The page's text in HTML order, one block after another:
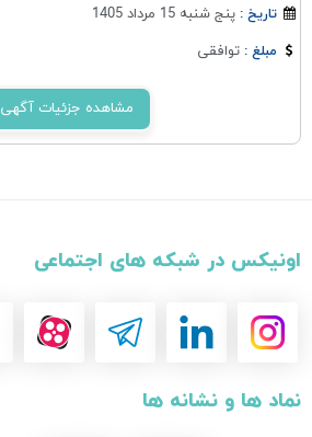
تاریخ :پنج شنبه 15 مرداد 1405
مبلغ :توافقی
مشاهده جزئیات آگهی
اونیکس در شبکه های اجتماعی
نماد ها و نشانه ها